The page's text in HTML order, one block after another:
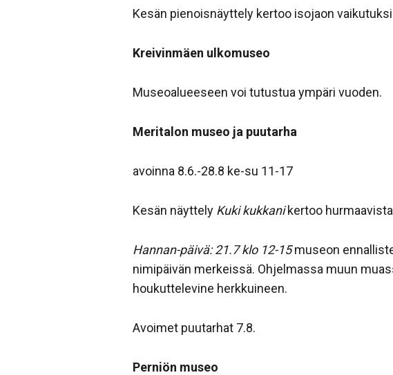
Kesän pienoisnäyttely kertoo isojaon
Kreivinmäen ulkomuseo
Museoalueeseen voi tutustua ympäri vuoden.
Meritalon museo ja puutarha
avoinna 8.6.-28.8 ke-su 11-17
Kesän näyttely Kuki kukkanikertoo
Hannan-päivä: 21.7 klo 12-15museon
nimipäivän merkeissä. Ohjelmassa muun
houkuttelevine herkkuineen.
Avoimet puutarhat 7.8.
Perniön museo